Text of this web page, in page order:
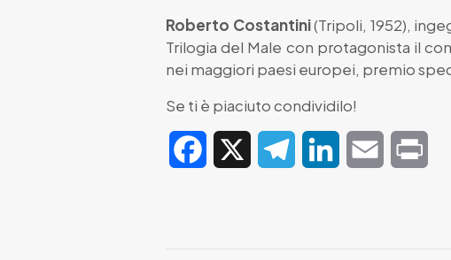
Roberto Costantini(Tripoli, 1952),
Trilogia del Male con protagonista il
nei maggiori paesi europei, premio
Se ti è piaciuto condividilo!
Facebook TelegramLinkedIn Email